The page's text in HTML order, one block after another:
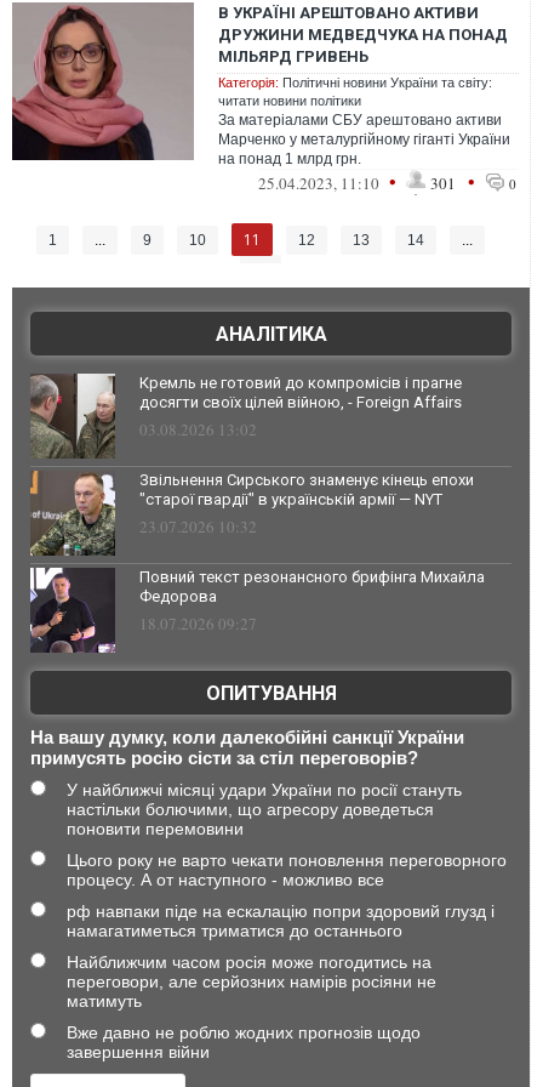
В УКРАЇНІ АРЕШТОВАНО АКТИВИ
ДРУЖИНИ МЕДВЕДЧУКА НА ПОНАД
МІЛЬЯРД ГРИВЕНЬ
Категорія: Політичні новини України та світу:
читати новини політики
За матеріалами СБУ арештовано активи
Марченко у металургійному гіганті України
на понад 1 млрд грн.
25.04.2023, 11:10 • 301 • 0
1 ... 9 10 11 12 13 14
...
АНАЛІТИКА
Кремль не готовий до компромісів і прагне
досягти своїх цілей війною, - Foreign Affairs
03.08.2026 13:02
Звільнення Сирського знаменує кінець епохи
"старої гвардії" в українській армії — NYT
23.07.2026 10:32
Повний текст резонансного брифінга Михайла
Федорова
18.07.2026 09:27
ОПИТУВАННЯ
На вашу думку, коли далекобійні санкції України
примусять росію сісти за стіл переговорів?
У найближчі місяці удари України по росії стануть
настільки болючими, що агресору доведеться
поновити перемовини
Цього року не варто чекати поновлення переговорного
процесу. А от наступного - можливо все
рф навпаки піде на ескалацію попри здоровий глузд і
намагатиметься триматися до останнього
Найближчим часом росія може погодитись на
переговори, але серйозних намірів росіяни не
матимуть
Вже давно не роблю жодних прогнозів щодо
завершення війни